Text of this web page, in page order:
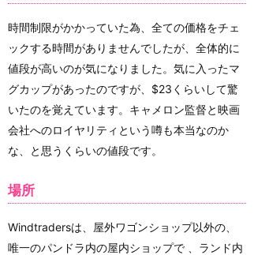
時間制限がかかっていた為、全ての価格をチェ
ックする時間がありませんでしたが、全体的に
値段が高いのが気になりました。気に入ったマ
グカップがあったのですが、$23くらいして驚
いたのを覚えています。キャメロン監督と映画
会社へのロイヤリティという噂も本当なのか
な、と思うくらいの値段です。
場所
Windtradersは、屋外ワゴンショップ以外の、
唯一のパンドラ内の屋内ショップで 、ランド内